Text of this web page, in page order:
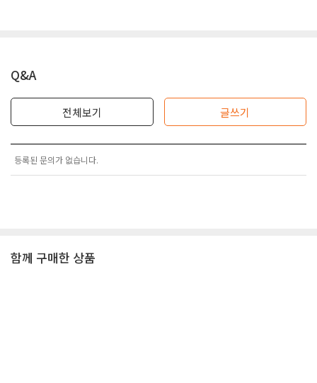
Q&A
전체보기 글쓰기
등록된 문의가 없습니다.
함께 구매한 상품